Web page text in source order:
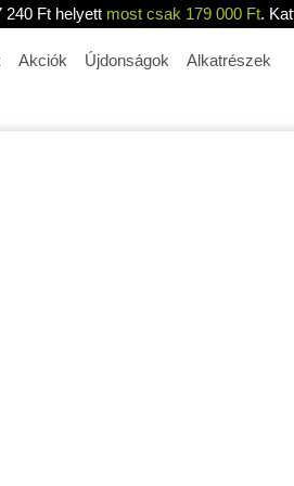
Ft helyett most csak 179 000 Ft.
Akciók Újdonságok Alkatrészek